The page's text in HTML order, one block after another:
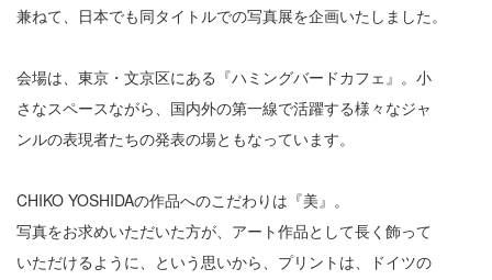
兼ねて、日本でも同タイトルでの写真展を企画いたしました。
会場は、東京・文京区にある『ハミングバードカフェ』。小
さなスペースながら、国内外の第一線で活躍する様々なジャ
ンルの表現者たちの発表の場ともなっています。
CHIKO YOSHIDAの作品へのこだわりは『美』。
写真をお求めいただいた方が、アート作品として長く飾って
いただけるように、という思いから、プリントは、ドイツの